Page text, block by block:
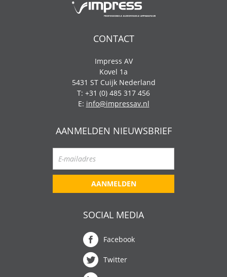
CONTACT
Impress AV
Kovel 1a
5431 ST Cuijk Nederland
T: +31 (0) 485 317 456
E: info@impressav.nl
AANMELDEN NIEUWSBRIEF
AANMELDEN
SOCIAL MEDIA
Facebook
Twitter